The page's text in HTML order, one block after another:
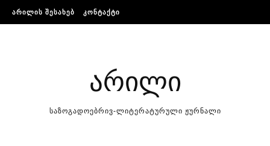
Skip to content
ᲐᲠᲘᲚᲘᲡ ᲨᲔᲡᲐᲮᲔᲑ ᲙᲝᲜᲢᲐᲥᲢᲘ
არილი
საზოგადოებრივ-ლიტერატურული ჟურნალი